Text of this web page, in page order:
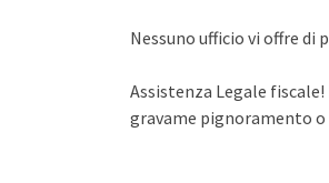
Nessuno ufficio vi offre
Assistenza Legale
gravame pignoramento o